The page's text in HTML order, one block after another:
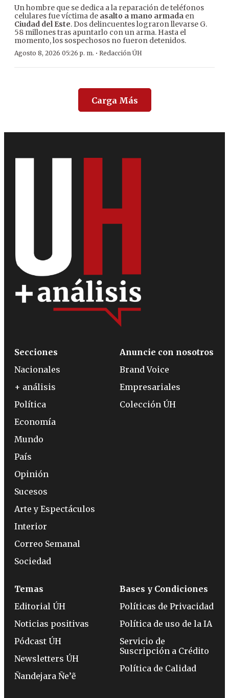
Un hombre que se dedica a la reparación de teléfonos
celulares fue víctima de asalto a mano armada en
Ciudad del Este. Dos delincuentes lograron llevarse G.
58 millones tras apuntarlo con un arma. Hasta el
momento, los sospechosos no fueron detenidos.
Agosto 8, 2026 05:26 p. m. · Redacción ÚH
Carga Más
Secciones
Nacionales
+ análisis
Política
Economía
Mundo
País
Opinión
Sucesos
Arte y Espectáculos
Interior
Correo Semanal
Sociedad
Anuncie con nosotros
Brand Voice
Empresariales
Colección ÚH
Temas
Editorial ÚH
Noticias positivas
Pódcast ÚH
Newsletters ÚH
Ñandejara Ñe’ẽ
Bases y Condiciones
Políticas de Privacidad
Política de uso de la IA
Servicio de
Suscripción a Crédito
Política de Calidad